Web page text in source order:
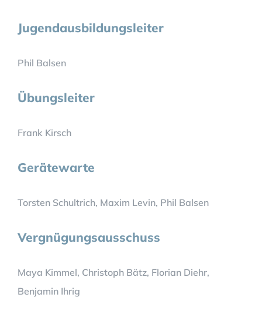
Jugendausbildungsleiter
Phil Balsen
Übungsleiter
Frank Kirsch
Gerätewarte
Torsten Schultrich, Maxim Levin, Phil Balsen
Vergnügungsausschuss
Maya Kimmel, Christoph Bätz, Florian Diehr,
Benjamin Ihrig